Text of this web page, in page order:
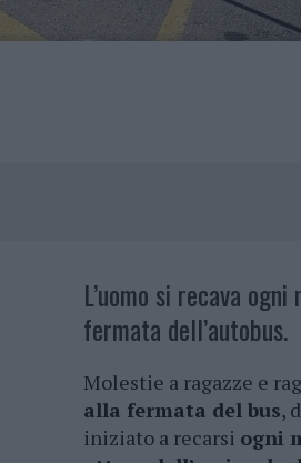
L’uomo si recava
fermata dell’autobus.
Molestie a ragazze e
alla fermata del bus,
iniziato a recarsi ogni